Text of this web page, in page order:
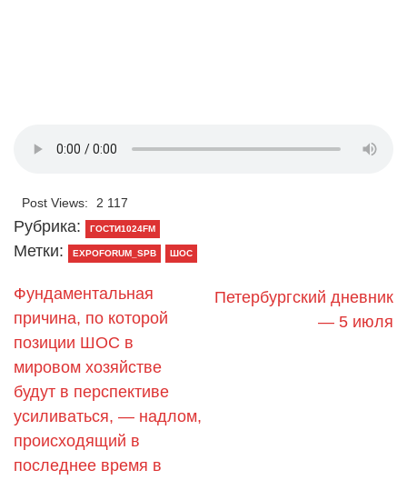
Post Views: 2 117
Рубрика: ГОСТИ1024FM
Метки: EXPOFORUM_SPB ШОС
Фундаментальная
причина, по которой
позиции ШОС в
мировом хозяйстве
будут в перспективе
усиливаться, — надлом,
происходящий в
последнее время в
Петербургский дневник
— 5 июля